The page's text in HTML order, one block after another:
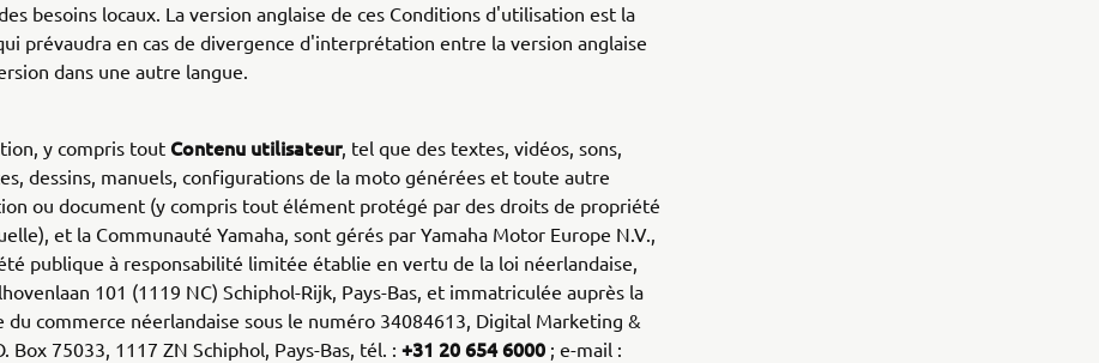
besoins locaux. La version anglaise de ces Conditions d'utilisation est la
prévaudra en cas de divergence d'interprétation entre la version anglaise
dans une autre langue.
y compris tout Contenu utilisateur, tel que des textes, vidéos, sons,
dessins, manuels, configurations de la moto générées et toute autre
ou document (y compris tout élément protégé par des droits de propriété
et la Communauté Yamaha, sont gérés par Yamaha Motor Europe N.V.,
publique à responsabilité limitée établie en vertu de la loi néerlandaise,
101 (1119 NC) Schiphol-Rijk, Pays-Bas, et immatriculée auprès la
du commerce néerlandaise sous le numéro 34084613, Digital Marketing &
Box 75033, 1117 ZN Schiphol, Pays-Bas, tél. : +31 20 654 6000 ; e-mail :